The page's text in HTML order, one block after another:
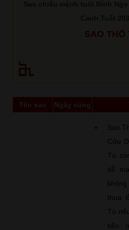
SAO THỔ
Tên sao Ngày cúng
Sao
Cửu
Tú
dễ
thua
Tú
tiểu